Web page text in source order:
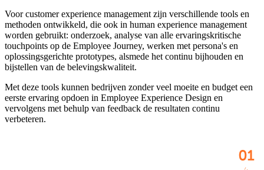
Voor customer experience management zijn verschillende tools en
methoden ontwikkeld, die ook in human experience management
worden gebruikt: onderzoek, analyse van alle ervaringskritische
touchpoints op de Employee Journey, werken met persona's en
oplossingsgerichte prototypes, alsmede het continu bijhouden en
bijstellen van de belevingskwaliteit.
Met deze tools kunnen bedrijven zonder veel moeite en budget een
eerste ervaring opdoen in Employee Experience Design en
vervolgens met behulp van feedback de resultaten continu
verbeteren.